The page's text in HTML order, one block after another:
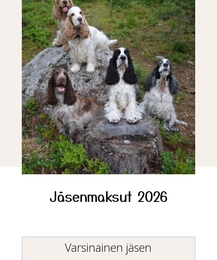
Jäsenmaksut 2026
Varsinainen jäsen